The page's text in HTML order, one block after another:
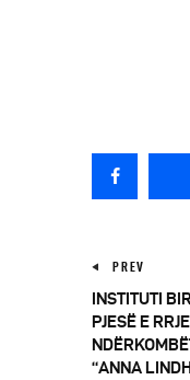
PREV
INSTITUTI
PJESË E
“ANNA